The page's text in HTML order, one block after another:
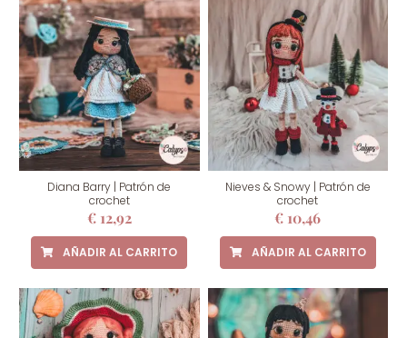
Diana Barry | Patrón de
crochet
€12,92
AÑADIR AL CARRITO
Nieves & Snowy | Patrón de
crochet
€ 10,46
AÑADIR AL CARRITO